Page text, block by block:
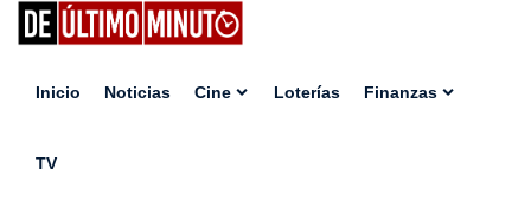
Inicio Noticias Cine Loterías Finanzas
TV